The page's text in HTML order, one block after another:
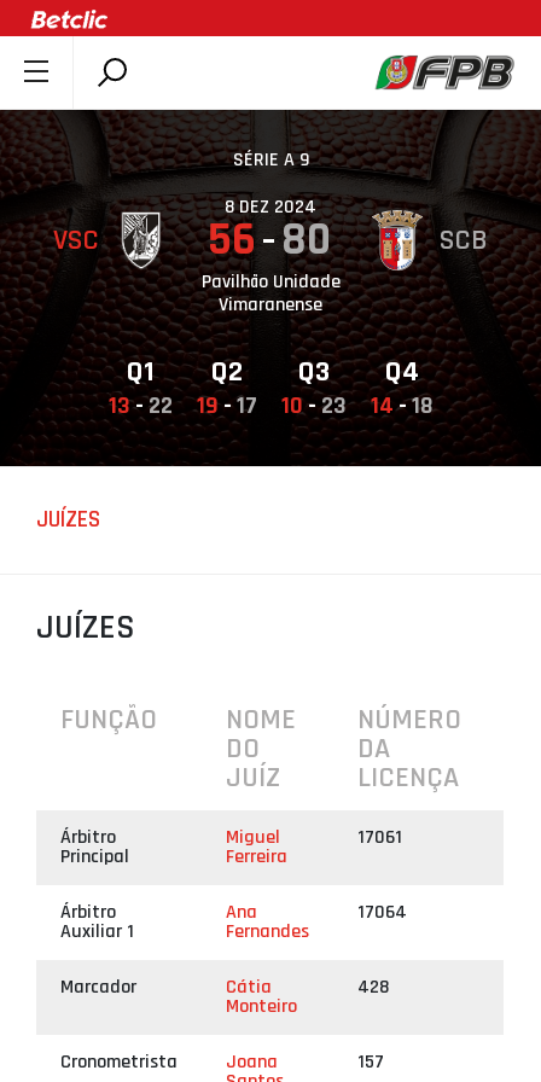
SOBRE A FPB
DOCUMENTOS
ÚLTIMAS
COMPETIÇÕES
ASSOCIAÇÕES
CLUBES
AGENTES
AGENDA
SELEÇÕES
ÁREA TÉCNICA
LIGA BETCLIC MASCULINA
SÉRIE A 9
8 DEZ 2024
VSC 56 80 SCB
Pavilhão Unidade
Vimaranense
Q1
13-22
Q2
19-17
Q3
10-23
Q4
14-18
JUÍZES
JUÍZES
FUNÇÃO
NOME
DO
JUÍZ
NÚMERO
DA
LICENÇA
Árbitro
Principal
Miguel
Ferreira
17061
Árbitro
Auxiliar 1
Ana
Fernandes
17064
Marcador Cátia
Monteiro
428
Cronometrista Joana 157